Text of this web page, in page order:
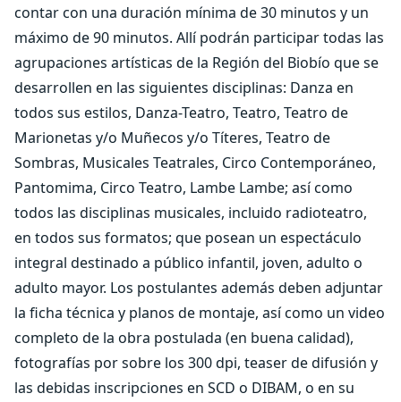
contar con una duración mínima de 30 minutos y un
máximo de 90 minutos. Allí podrán participar todas las
agrupaciones artísticas de la Región del Biobío que se
desarrollen en las siguientes disciplinas: Danza en
todos sus estilos, Danza-Teatro, Teatro, Teatro de
Marionetas y/o Muñecos y/o Títeres, Teatro de
Sombras, Musicales Teatrales, Circo Contemporáneo,
Pantomima, Circo Teatro, Lambe Lambe; así como
todos las disciplinas musicales, incluido radioteatro,
en todos sus formatos; que posean un espectáculo
integral destinado a público infantil, joven, adulto o
adulto mayor. Los postulantes además deben adjuntar
la ficha técnica y planos de montaje, así como un video
completo de la obra postulada (en buena calidad),
fotografías por sobre los 300 dpi, teaser de difusión y
las debidas inscripciones en SCD o DIBAM, o en su